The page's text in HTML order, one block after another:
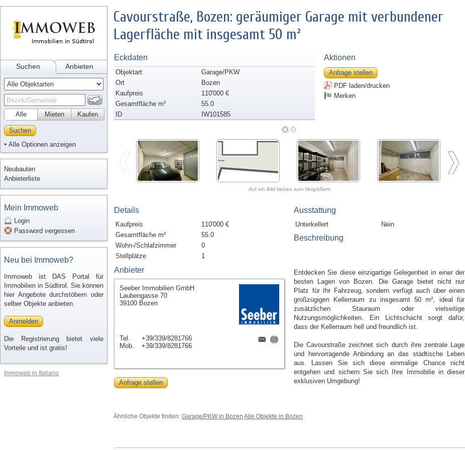
Suchen Anbieten
Alle Kaufen
Mieten
Suchen
Alle Optionen anzeigen
Neubauten
Anbieterliste
Mein Immoweb
Login
Password vergessen
Neu bei Immoweb?
Immoweb ist DAS Portal für
Immobilien in Südtirol. Sie können
hier Angebote durchstöbern oder
selber Objekte anbieten.
Anmelden
Die Registrierung bietet viele
Vorteile und ist gratis!
Immoweb in Italiano
Cavourstraße, Bozen: geräumiger Garage mit verbundener
Lagerfläche mit insgesamt 50 m²
Eckdaten
Objektart
Garage/PKW
Ort
Bozen
Kaufpreis
110'000 €
Gesamtfläche m²
55.0
ID
IW101585
Aktionen
Anfrage stellen
PDF laden/drucken
Merken
Auf ein Bild klicken zum Vergrößern
Details
Kaufpreis
110'000 €
Gesamtfläche m²
55.0
Wohn-/Schlafzimmer
0
Stellplätze
1
Ausstattung
Unterkellert Nein
Beschreibung
Entdecken Sie diese einzigartige Gelegenheit in einer der
besten Lagen von Bozen. Die Garage bietet nicht nur
Platz für Ihr Fahrzeug, sondern verfügt auch über einen
großzügigen Kellerraum zu insgesamt 50 m², ideal für
zusätzlichen Stauraum oder vielseitige
Nutzungsmöglichkeiten. Ein Lichtschacht sorgt dafür,
dass der Kellerraum hell und freundlich ist.
Die Cavourstraße zeichnet sich durch ihre zentrale Lage
und hervorragende Anbindung an das städtische Leben
aus. Lassen Sie sich diese einmalige Chance nicht
entgehen und sichern Sie sich Ihre Immobilie in dieser
exklusiven Umgebung!
Anbieter
Seeber Immobilien GmbH
Laubengasse 70
39100 Bozen
Tel.
+39/339/8281766
Mob.
+39/339/8281766
Anfrage stellen
Ähnliche Objekte finden: Garage/PKW in Bozen Alle Objekte in Bozen